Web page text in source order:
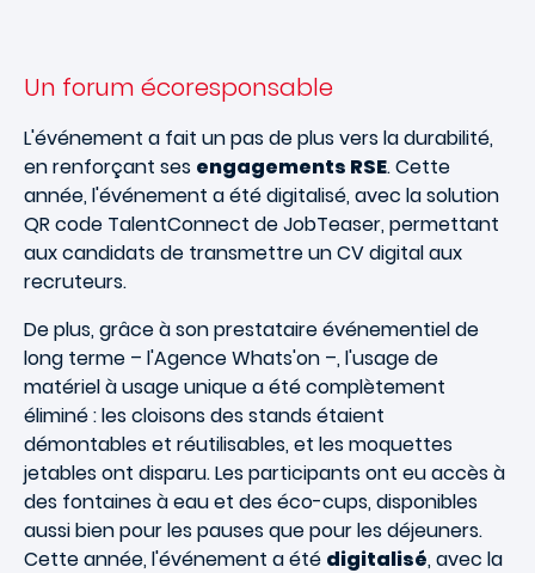
Un forum écoresponsable
L'événement a fait un pas de plus vers la durabilité,
en renforçant ses engagements RSE. Cette
année, l'événement a été digitalisé, avec la solution
QR code TalentConnect de JobTeaser, permettant
aux candidats de transmettre un CV digital aux
recruteurs.
De plus, grâce à son prestataire événementiel de
long terme – l'Agence Whats'on –, l'usage de
matériel à usage unique a été complètement
éliminé : les cloisons des stands étaient
démontables et réutilisables, et les moquettes
jetables ont disparu. Les participants ont eu accès à
des fontaines à eau et des éco-cups, disponibles
aussi bien pour les pauses que pour les déjeuners.
Cette année, l'événement a été digitalisé, avec la